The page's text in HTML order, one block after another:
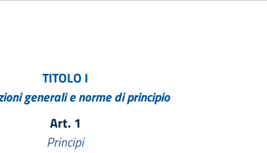
TITOLO I
generali e norme di principio
Art. 1
Principi